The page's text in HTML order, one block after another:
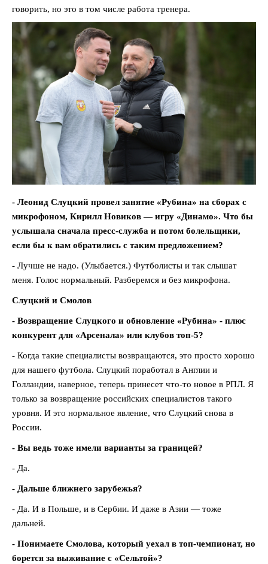
говорить, но это в том числе работа тренера.
- Леонид Слуцкий провел занятие «Рубина» на сборах с
микрофоном, Кирилл Новиков — игру «Динамо». Что бы
услышала сначала пресс-служба и потом болельщики,
если бы к вам обратились с таким предложением?
- Лучше не надо. (Улыбается.) Футболисты и так слышат
меня. Голос нормальный. Разберемся и без микрофона.
Слуцкий и Смолов
- Возвращение Слуцкого и обновление «Рубина» - плюс
конкурент для «Арсенала» или клубов топ-5?
- Когда такие специалисты возвращаются, это просто хорошо
для нашего футбола. Слуцкий поработал в Англии и
Голландии, наверное, теперь принесет что-то новое в РПЛ. Я
только за возвращение российских специалистов такого
уровня. И это нормальное явление, что Слуцкий снова в
России.
- Вы ведь тоже имели варианты за границей?
- Да.
- Дальше ближнего зарубежья?
- Да. И в Польше, и в Сербии. И даже в Азии — тоже
дальней.
- Понимаете Смолова, который уехал в топ-чемпионат, но
борется за выживание с «Сельтой»?